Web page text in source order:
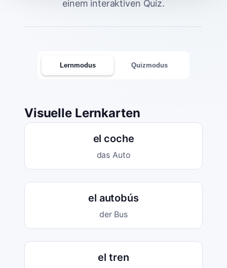
einem interaktiven Quiz.
Lernmodus Quizmodus
Visuelle Lernkarten
el coche
das Auto
el autobús
der Bus
el tren